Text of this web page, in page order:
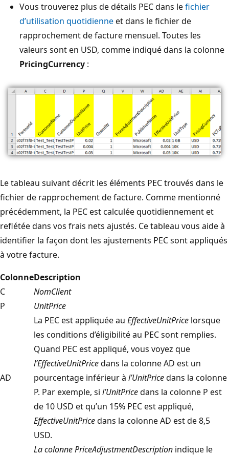
Vous trouverez plus de détails PEC dans lefichier
d’utilisation quotidienneet dans le fichier de
rapprochement de facture mensuel. Toutes les
valeurs sont en USD, comme indiqué dans la colonne
PricingCurrency :
Le tableau suivant décrit les éléments PEC trouvés dans le
fichier de rapprochement de facture. Comme mentionné
précédemment, la PEC est calculée quotidiennement et
reflétée dans vos frais nets ajustés. Ce tableau vous aide à
identifier la façon dont les ajustements PEC sont appliqués
à votre facture.
ColonneDescription
C
NomClient
P
UnitPrice
AD
La PEC est appliquée au EffectiveUnitPrice lorsque
les conditions d’éligibilité au PEC sont remplies.
Quand PEC est appliqué, vous voyez que
l’EffectiveUnitPricedans la colonne AD est un
pourcentage inférieur à l’UnitPricedans la colonne
P. Par exemple, si l’UnitPricedans la colonne P est
de 10 USD et qu’un 15% PEC est appliqué,
EffectiveUnitPricedans la colonne AD est de 8,5
USD.
La colonne PriceAdjustmentDescription indique le